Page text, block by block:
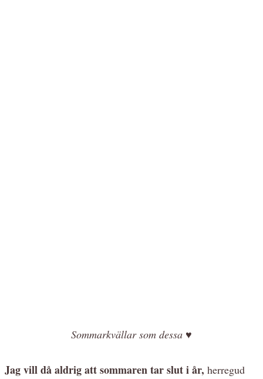
Sommarkvällar som dessa ♥
Jag vill då aldrig att sommaren tar slut i år, herregud